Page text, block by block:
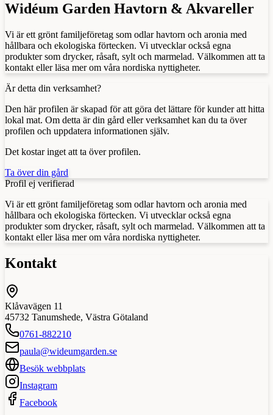
Widéum Garden Havtorn & Akvareller
Vi är ett grönt familjeföretag som odlar havtorn och aronia med
hållbara och ekologiska förtecken. Vi utvecklar också egna
produkter som drycker, råsaft, sylt och marmelad. Välkommen att ta
kontakt eller läsa mer om våra nordiska nyttigheter.
Är detta din verksamhet?
Den här profilen är skapad för att göra det lättare för kunder att hitta
lokal mat. Om detta är din gård eller verksamhet kan du ta över
profilen och uppdatera informationen själv.
Det kostar inget att ta över profilen.
Ta över din gård
Profil ej verifierad
Vi är ett grönt familjeföretag som odlar havtorn och aronia med
hållbara och ekologiska förtecken. Vi utvecklar också egna
produkter som drycker, råsaft, sylt och marmelad. Välkommen att ta
kontakt eller läsa mer om våra nordiska nyttigheter.
Kontakt
Klåvavägen 11
45732 Tanumshede, Västra Götaland
0761-882210
paula@wideumgarden.se
Besök webbplats
Instagram
Facebook